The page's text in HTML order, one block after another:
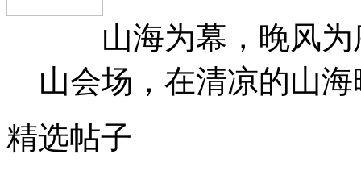
山海为幕，晚风为
山会场，在清凉的山
精选帖子